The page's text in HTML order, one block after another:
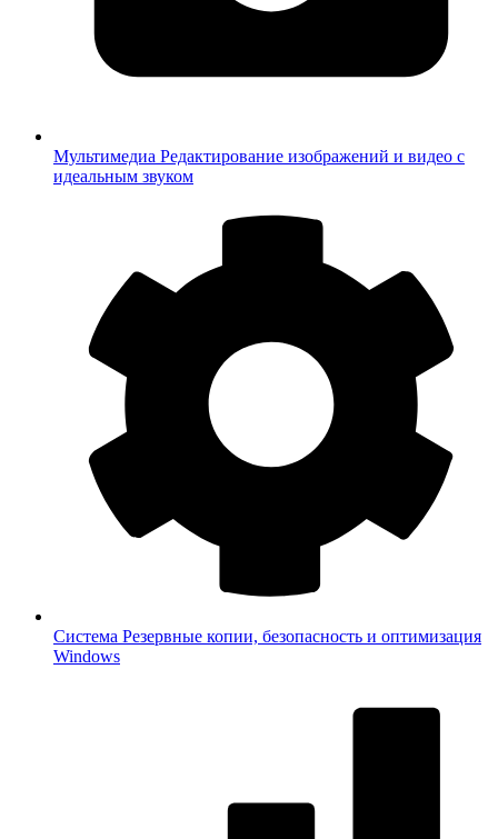
Мультимедиа Редактирование изображений и видео с
идеальным звуком
Система Резервные копии, безопасность и оптимизация
Windows